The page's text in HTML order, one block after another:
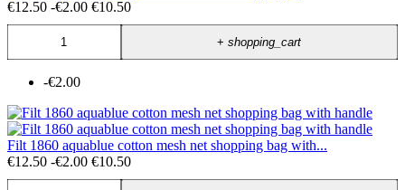
€12.50 -€2.00 €10.50
+shopping_cart
-€2.00
Filt 1860 aquablue cotton mesh net shopping bag with...
€12.50 -€2.00 €10.50